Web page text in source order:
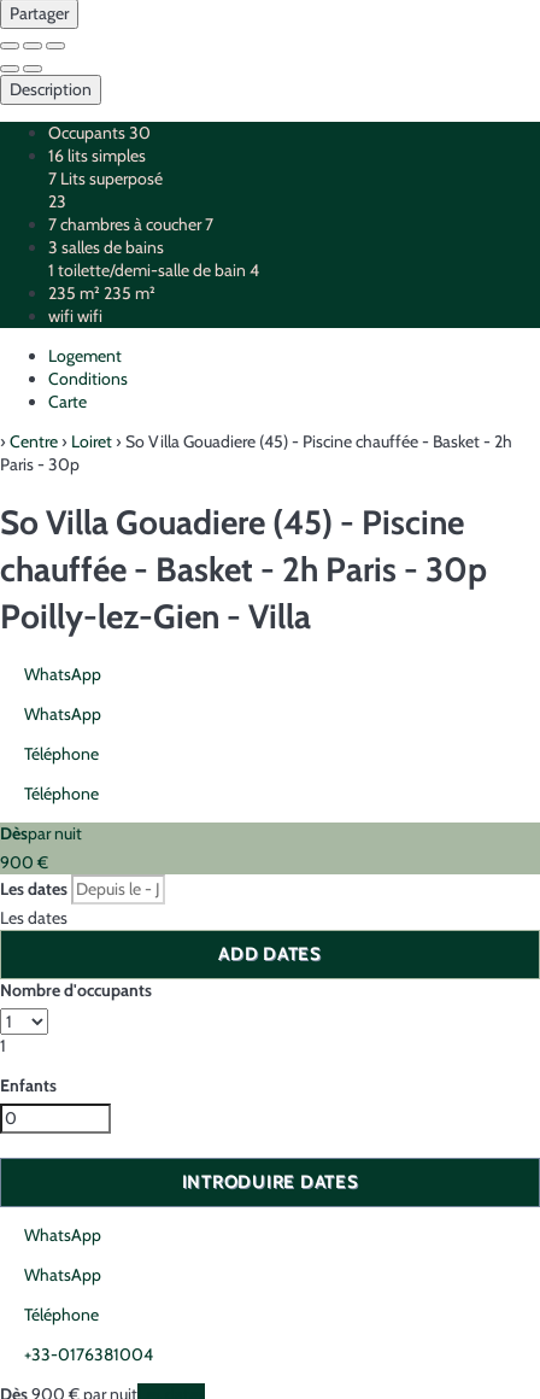
Partager
Description
Occupants30
16 lits simples
7 Lits superposé
23
7 chambres à coucher7
3 salles de bains
1 toilette/demi-salle de bain 4
235 m² 235 m²
wifiwifi
Logement
Conditions
Carte
› Centre › Loiret › So Villa Gouadiere (45) - Piscine chauffée - Basket - 2h
Paris - 30p
So Villa Gouadiere (45) - Piscine
chauffée - Basket - 2h Paris - 30p
Poilly-lez-Gien - Villa
WhatsApp
WhatsApp
Téléphone
Téléphone
Dèspar nuit
900 €
Les dates
Les dates
ADD DATES
Nombre d'occupants
1
Enfants
INTRODUIRE DATES
WhatsApp
WhatsApp
Téléphone
+33-0176381004
Dès900 €par nuit